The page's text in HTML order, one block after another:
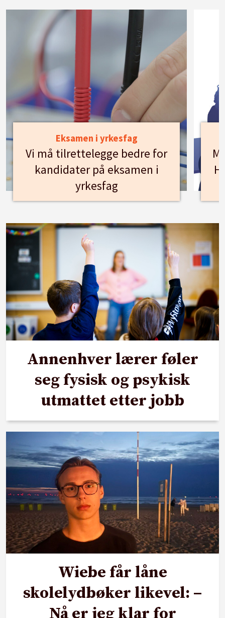
Eksamen i yrkesfag
Vi må tilrettelegge bedre for
kandidater på eksamen i
yrkesfag
Annenhver lærer føler
seg fysisk og psykisk
utmattet etter jobb
Wiebe får låne
skolelydbøker likevel: –